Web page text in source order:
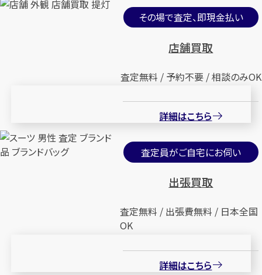
その場で査定、即現金払い
店舗買取
査定無料 / 予約不要 / 相談のみOK
詳細はこちら
査定員がご自宅にお伺い
出張買取
査定無料 / 出張費無料 / 日本全国
OK
詳細はこちら